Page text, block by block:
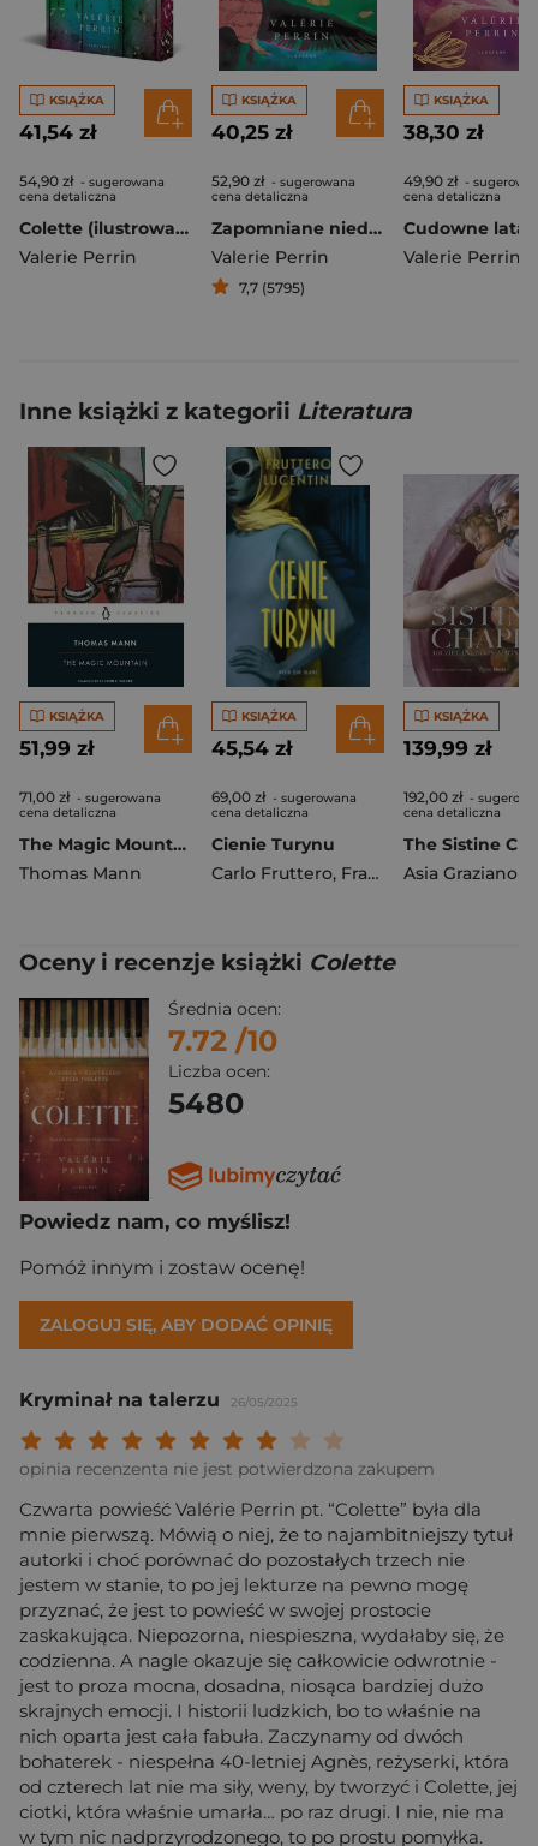
KSIĄŻKA
41,54 zł
54,90 zł - sugerowana
cena detaliczna
Colette (ilustrowane brzegi)
Valerie Perrin
KSIĄŻKA
40,25 zł
52,90 zł - sugerowana
cena detaliczna
Zapomniane niedziele
Valerie Perrin
7,7 (5795)
KSIĄŻKA
38,30 zł
49,90 zł -
cena detaliczna
Cudowne lata
Valerie Perrin
Inne książki z kategorii Literatura
KSIĄŻKA
51,99 zł
71,00 zł - sugerowana
cena detaliczna
The Magic Mountain
Thomas Mann
KSIĄŻKA
45,54 zł
69,00 zł - sugerowana
cena detaliczna
Cienie Turynu
Carlo Fruttero, Franco Lucentini
KSIĄŻKA
139,99 zł
192,00 zł -
cena detaliczna
The Sistine
Asia Graziano
Oceny i recenzje książki Colette
Średnia ocen:
7.72 /10
Liczba ocen:
5480
Powiedz nam, co myślisz!
Pomóż innym i zostaw ocenę!
ZALOGUJ SIĘ, ABY DODAĆ OPINIĘ
Kryminał na talerzu 26/05/2025
Twoja ocena:
Twoja ocena: Wybitna 9/
Twoja ocena: Rewelacyjna 8/
Twoja ocena: Bardzo dobra 7/10"
Twoja ocena: Dobra 6/10"
Twoja ocena: Przeciętna 5/10"
Twoja ocena: Może być 4/10"
Twoja ocena: Słaba 3/10"
Twoja ocena: Bardzo słaba 2/10"
Twoja ocena: Beznadziejna 1/10"
opinia recenzenta nie jest potwierdzona zakupem
Czwarta powieść Valérie Perrin pt. “Colette” była dla
mnie pierwszą. Mówią o niej, że to najambitniejszy tytuł
autorki i choć porównać do pozostałych trzech nie
jestem w stanie, to po jej lekturze na pewno mogę
przyznać, że jest to powieść w swojej prostocie
zaskakująca. Niepozorna, niespieszna, wydałaby się, że
codzienna. A nagle okazuje się całkowicie odwrotnie -
jest to proza mocna, dosadna, niosąca bardziej dużo
skrajnych emocji. I historii ludzkich, bo to właśnie na
nich oparta jest cała fabuła. Zaczynamy od dwóch
bohaterek - niespełna 40-letniej Agnès, reżyserki, która
od czterech lat nie ma siły, weny, by tworzyć i Colette, jej
ciotki, która właśnie umarła… po raz drugi. I nie, nie ma
w tym nic nadprzyrodzonego, to po prostu pomyłka.